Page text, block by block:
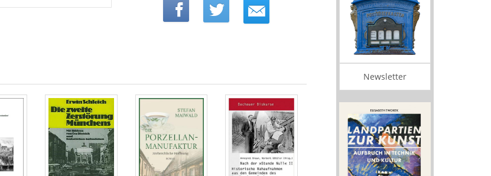
Newsletter